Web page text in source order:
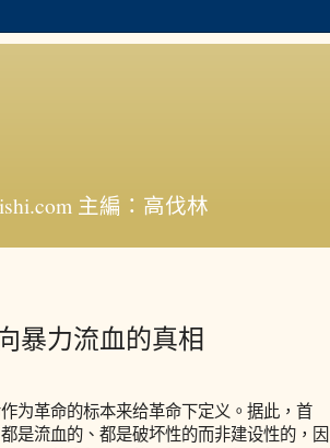
主編：高伐林
暴力流血的真相
革命的标本来给革命下定义。据此，首
是流血的、都是破坏性的而非建设性的，因